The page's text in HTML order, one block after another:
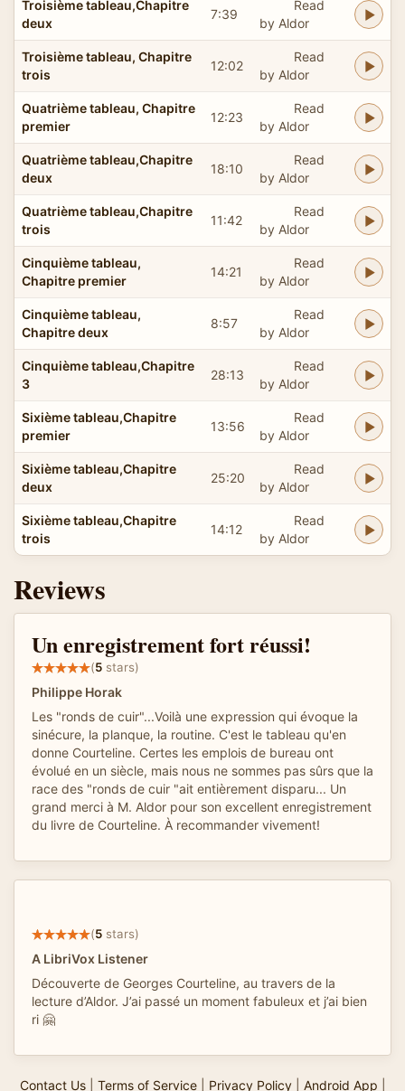
Troisième tableau,Chapitre
deux
7:39
Read
by Aldor
Troisième tableau, Chapitre
trois
12:02
Read
by Aldor
Quatrième tableau, Chapitre
premier
12:23
Read
by Aldor
Quatrième tableau,Chapitre
deux
18:10
Read
by Aldor
Quatrième tableau,Chapitre
trois
11:42
Read
by Aldor
Cinquième tableau,
Chapitre premier
14:21
Read
by Aldor
Cinquième tableau,
Chapitre deux
8:57
Read
by Aldor
Cinquième tableau,Chapitre
3
28:13
Read
by Aldor
Sixième tableau,Chapitre
premier
13:56
Read
by Aldor
Sixième tableau,Chapitre
deux
25:20
Read
by Aldor
Sixième tableau,Chapitre
trois
14:12
Read
by Aldor
Reviews
Un enregistrement fort réussi!
(5 stars)
Philippe Horak
Les "ronds de cuir"...Voilà une expression qui évoque la
sinécure, la planque, la routine. C'est le tableau qu'en
donne Courteline. Certes les emplois de bureau ont
évolué en un siècle, mais nous ne sommes pas sûrs que la
race des "ronds de cuir "ait entièrement disparu... Un
grand merci à M. Aldor pour son excellent enregistrement
du livre de Courteline. À recommander vivement!
(5 stars)
A LibriVox Listener
Découverte de Georges Courteline, au travers de la
lecture d’Aldor. J’ai passé un moment fabuleux et j’ai bien
ri 🤗
Contact Us| Terms of Service| Privacy Policy| Android App